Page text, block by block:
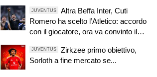
JUVENTUS
Altra Beffa Inter, Cuti
Romero ha scelto l’Atletico: accordo
con il giocatore, ora va convinto il
JUVENTUS
Zirkzee primo obiettivo,
Sorloth a fine mercato se...